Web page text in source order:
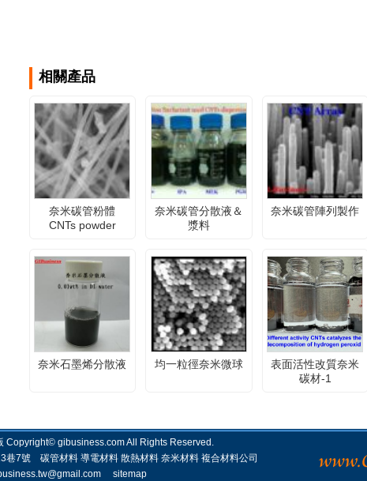
相關產品
奈米碳管粉體
CNTs powder
奈米碳管分散液＆
漿料
奈米碳管陣列製作
奈米石墨烯分散液 均一粒徑奈米微球
表面活性改質奈米
碳材-1
Copyright© gibusiness.comAll Rights Reserved.
巷7號 碳管材料 導電材料 散熱材料 奈米材料 複合材料公司
sitemap